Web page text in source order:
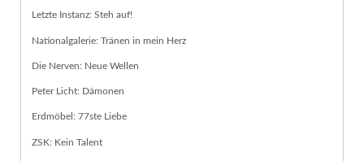
Letzte Instanz: Steh auf!
Nationalgalerie: Tränen in mein Herz
Die Nerven: Neue Wellen
Peter Licht: Dämonen
Erdmöbel: 77ste Liebe
ZSK: Kein Talent